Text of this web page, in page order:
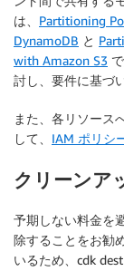
は、 Partitioning
DynamoDB と
with Amazon S3
討し、要件に基づ
また、各リソース
して、 IAM ポリシ
クリーンア
予期しない料金を
除することをお勧
いるため、cdk